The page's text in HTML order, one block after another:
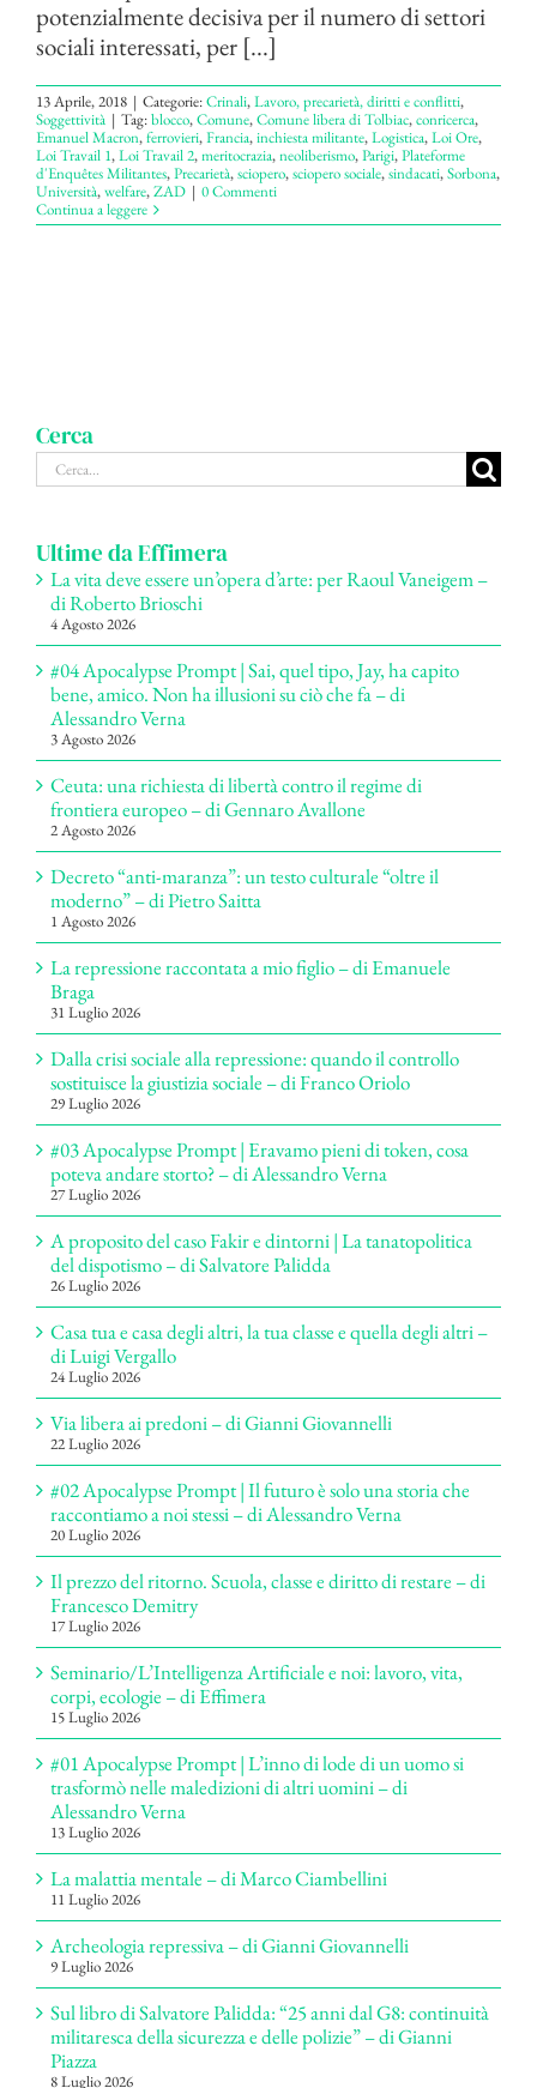
potenzialmente decisiva per il numero di settori
sociali interessati, per [...]
13 Aprile, 2018 | Categorie:Crinali,Lavoro, precarietà, diritti e conflitti,
Soggettività | Tag:blocco,Comune,Comune libera di Tolbiac,conricerca,
Emanuel Macron,ferrovieri,Francia,inchiesta militante,Logistica,Loi Ore,
Loi Travail 1,Loi Travail 2,meritocrazia,neoliberismo,Parigi,Plateforme
d'Enquêtes Militantes,Precarietà,sciopero,sciopero sociale,sindacati,Sorbona,
Università,welfare,ZAD | 0 Commenti
Continua a leggere
Cerca
Cerca
per:
Ultime da Effimera
La vita deve essere un’opera d’arte: per Raoul Vaneigem –
di Roberto Brioschi
4 Agosto 2026
#04 Apocalypse Prompt | Sai, quel tipo, Jay, ha capito
bene, amico. Non ha illusioni su ciò che fa – di
Alessandro Verna
3 Agosto 2026
Ceuta: una richiesta di libertà contro il regime di
frontiera europeo – di Gennaro Avallone
2 Agosto 2026
Decreto “anti-maranza”: un testo culturale “oltre il
moderno” – di Pietro Saitta
1 Agosto 2026
La repressione raccontata a mio figlio – di Emanuele
Braga
31 Luglio 2026
Dalla crisi sociale alla repressione: quando il controllo
sostituisce la giustizia sociale – di Franco Oriolo
29 Luglio 2026
#03 Apocalypse Prompt | Eravamo pieni di token, cosa
poteva andare storto? – di Alessandro Verna
27 Luglio 2026
A proposito del caso Fakir e dintorni | La tanatopolitica
del dispotismo – di Salvatore Palidda
26 Luglio 2026
Casa tua e casa degli altri, la tua classe e quella degli altri –
di Luigi Vergallo
24 Luglio 2026
Via libera ai predoni – di Gianni Giovannelli
22 Luglio 2026
#02 Apocalypse Prompt | Il futuro è solo una storia che
raccontiamo a noi stessi – di Alessandro Verna
20 Luglio 2026
Il prezzo del ritorno. Scuola, classe e diritto di restare – di
Francesco Demitry
17 Luglio 2026
Seminario/L’Intelligenza Artificiale e noi: lavoro, vita,
corpi, ecologie – di Effimera
15 Luglio 2026
#01 Apocalypse Prompt | L’inno di lode di un uomo si
trasformò nelle maledizioni di altri uomini – di
Alessandro Verna
13 Luglio 2026
La malattia mentale – di Marco Ciambellini
11 Luglio 2026
Archeologia repressiva – di Gianni Giovannelli
9 Luglio 2026
Sul libro di Salvatore Palidda: “25 anni dal G8: continuità
militaresca della sicurezza e delle polizie” – di Gianni
Piazza
8 Luglio 2026